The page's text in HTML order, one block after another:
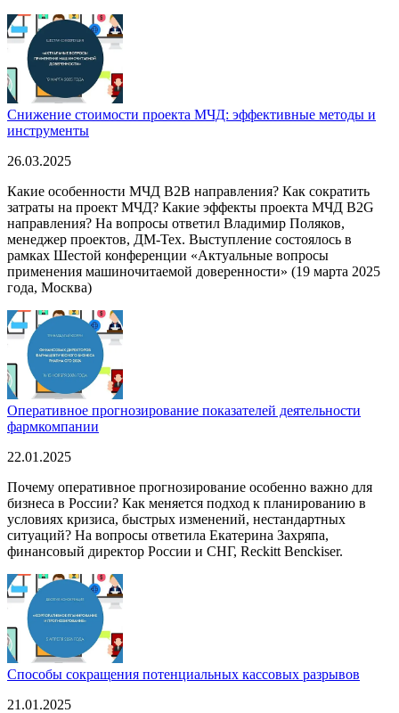
Снижение стоимости проекта МЧД: эффективные методы и
инструменты
26.03.2025
Какие особенности МЧД B2B направления? Как сократить
затраты на проект МЧД? Какие эффекты проекта МЧД B2G
направления? На вопросы ответил Владимир Поляков,
менеджер проектов, ДМ-Тех. Выступление состоялось в
рамках Шестой конференции «Актуальные вопросы
применения машиночитаемой доверенности» (19 марта 2025
года, Москва)
Оперативное прогнозирование показателей деятельности
фармкомпании
22.01.2025
Почему оперативное прогнозирование особенно важно для
бизнеса в России? Как меняется подход к планированию в
условиях кризиса, быстрых изменений, нестандартных
ситуаций? На вопросы ответила Екатерина Захряпа,
финансовый директор России и СНГ, Reckitt Benckiser.
Способы сокращения потенциальных кассовых разрывов
21.01.2025